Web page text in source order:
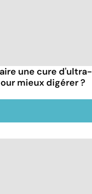
une cure d'ultra-
mieux digérer ?